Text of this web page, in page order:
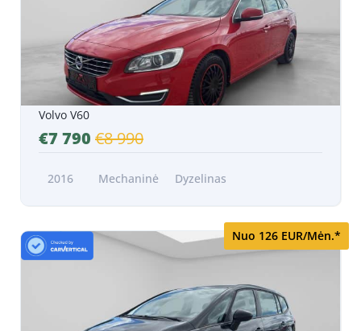
Volvo V60
€7 790 €8 990
2016 Mechaninė Dyzelinas
Nuo 126 EUR/Mėn.*